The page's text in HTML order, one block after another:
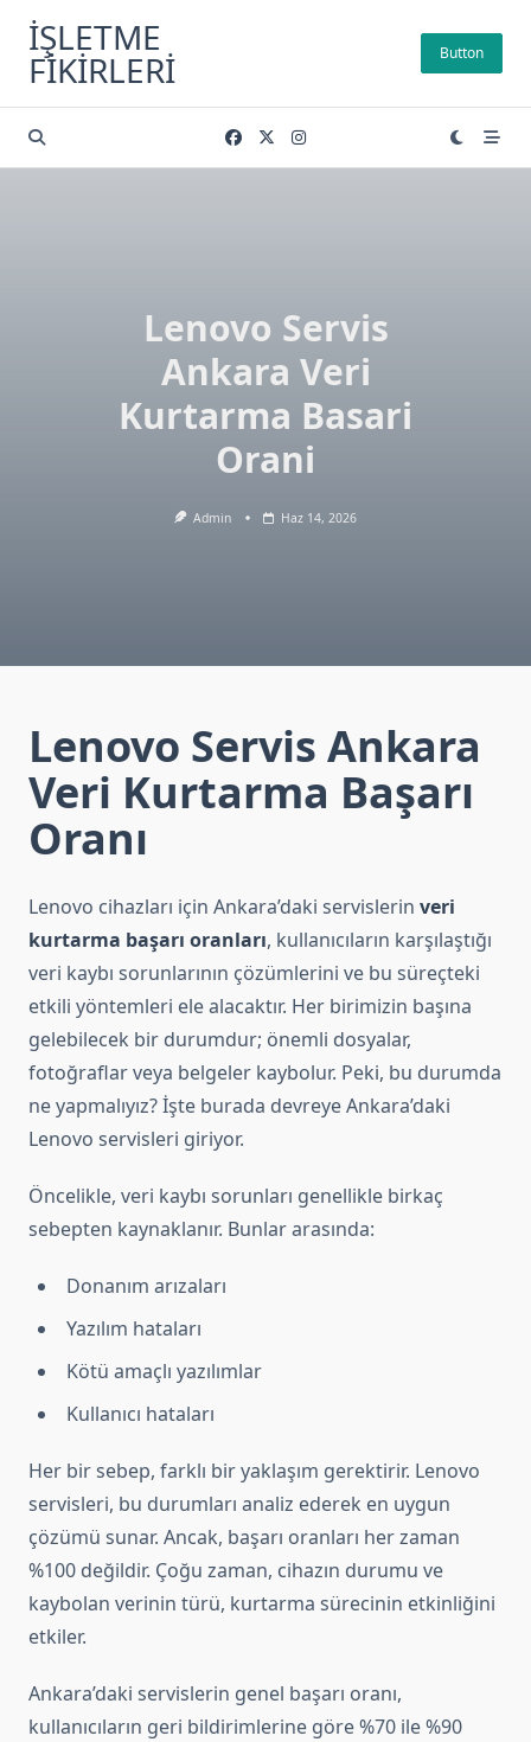
content
İŞLETME
FIKIRLERI Button
Lenovo Servis
Ankara Veri
Kurtarma Basari
Orani
Admin Haz 14, 2026
Lenovo Servis Ankara
Veri Kurtarma Başarı
Oranı
Lenovo cihazları için Ankara’daki servislerin veri
kurtarma başarı oranları, kullanıcıların karşılaştığı
veri kaybı sorunlarının çözümlerini ve bu süreçteki
etkili yöntemleri ele alacaktır. Her birimizin başına
gelebilecek bir durumdur; önemli dosyalar,
fotoğraflar veya belgeler kaybolur. Peki, bu durumda
ne yapmalıyız? İşte burada devreye Ankara’daki
Lenovo servisleri giriyor.
Öncelikle, veri kaybı sorunları genellikle birkaç
sebepten kaynaklanır. Bunlar arasında:
Donanım arızaları
Yazılım hataları
Kötü amaçlı yazılımlar
Kullanıcı hataları
Her bir sebep, farklı bir yaklaşım gerektirir. Lenovo
servisleri, bu durumları analiz ederek en uygun
çözümü sunar. Ancak, başarı oranları her zaman
%100 değildir. Çoğu zaman, cihazın durumu ve
kaybolan verinin türü, kurtarma sürecinin etkinliğini
etkiler.
Ankara’daki servislerin genel başarı oranı,
kullanıcıların geri bildirimlerine göre %70 ile %90